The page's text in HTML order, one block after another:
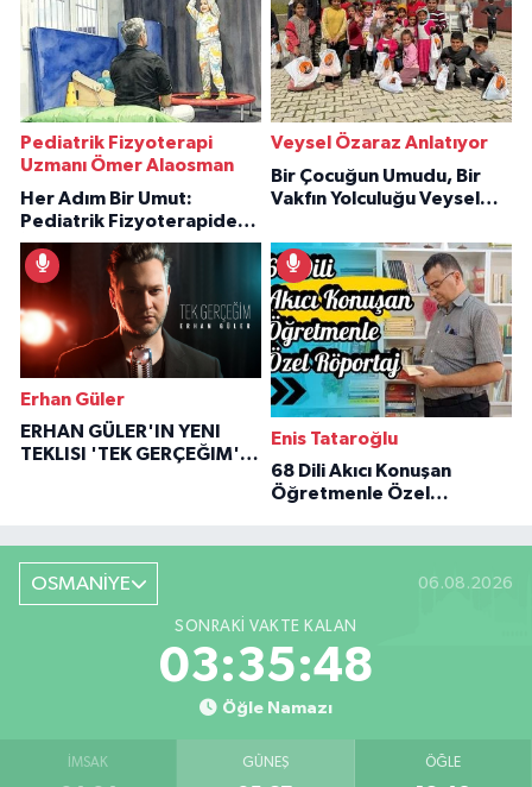
Pediatrik Fizyoterapi
Uzmanı Ömer Alaosman
Her Adım Bir Umut:
Pediatrik Fizyoterapiden
İlham Veren Hikâyeler
Veysel Özaraz Anlatıyor
Bir Çocuğun Umudu, Bir
Vakfın Yolculuğu Veysel
Erhan Güler
ERHAN GÜLER'IN YENI
TEKLISI 'TEK GERÇEĞIM'LE
Enis Tataroğlu
68 Dili Akıcı Konuşan
Öğretmenle Özel
OSMANİYE 06.08.2026
SONRAKI VAKTE KALAN
03:35:47
Öğle Namazı
İMSAK GÜNEŞ ÖĞLE